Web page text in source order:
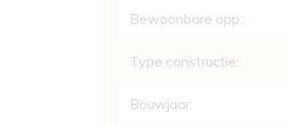
Bewoonbare opp.:
Type constructie:
Bouwjaar: